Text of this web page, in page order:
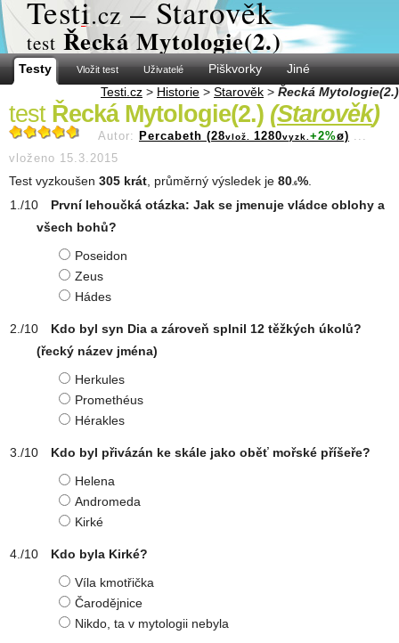
Testi.cz – Starověk
test Řecká Mytologie(2.)
Testy Vložit test Uživatelé Piškvorky
Jiné
Testi.cz > Historie > Starověk > Řecká Mytologie(2.)
test Řecká Mytologie(2.) (Starověk)
Autor: Percabeth (28vlož. 1280vyzk. +2%ø) ...
vloženo 15.3.2015
Test vyzkoušen 305 krát , průměrný výsledek je 80 .6%
První lehoučká otázka: Jak se jmenuje vládce oblohy a
všech bohů?
Poseidon
Zeus
Hádes
Kdo byl syn Dia a zároveň splnil 12 těžkých úkolů?
(řecký název jména)
Herkules
Promethéus
Hérakles
Kdo byl přivázán ke skále jako oběť mořské příšeře?
Helena
Andromeda
Kirké
Kdo byla Kirké?
Víla kmotřička
Čarodějnice
Nikdo, ta v mytologii nebyla